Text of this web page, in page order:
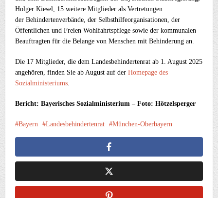
Holger Kiesel, 15 weitere Mitglieder als Vertretungen
der Behindertenverbände, der Selbsthilfeorganisationen, der
Öffentlichen und Freien Wohlfahrtspflege sowie der kommunalen
Beauftragten für die Belange von Menschen mit Behinderung an.
Die 17 Mitglieder, die dem Landesbehindertenrat ab 1. August 2025
angehören, finden Sie ab August auf derHomepage des
Sozialministeriums.
Bericht: Bayerisches Sozialministerium – Foto: Hötzelsperger
Bayern Landesbehindertenrat München-Oberbayern